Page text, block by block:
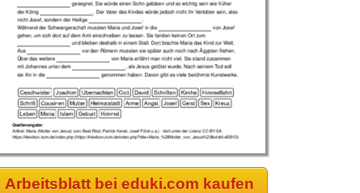
Arbeitsblatt bei eduki.com kaufen